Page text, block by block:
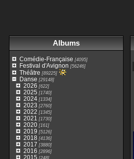
Albums
Comédie-Française [4095]
Festival d'Avignon [56246]
Théâtre [89225]
Danse [29148]
2026 [622]
2025 [1740]
2024[1334]
2023 [2760]
2022 [1345]
2021 [1730]
2020[161]
2019 [5126]
2018 [4136]
2017 [3880]
2016 [2896]
2015 [248]